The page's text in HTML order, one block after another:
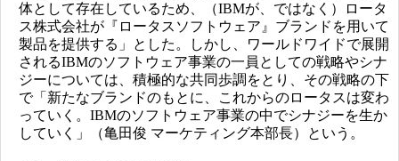
体として存在しているため、（IBMが、ではなく）ロータ
ス株式会社が『ロータスソフトウェア』ブランドを用いて
製品を提供する」とした。しかし、ワールドワイドで展開
されるIBMのソフトウェア事業の一員としての戦略やシナ
ジーについては、積極的な共同歩調をとり、その戦略の下
で「新たなブランドのもとに、これからのロータスは変わ
っていく。IBMのソフトウェア事業の中でシナジーを生か
していく」（亀田俊 マーケティング本部長）という。